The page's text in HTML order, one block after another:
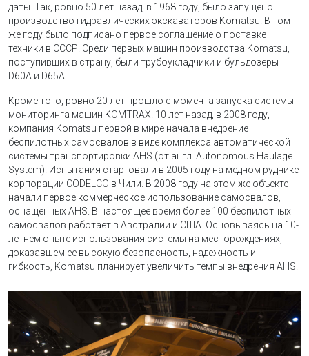
даты. Так, ровно 50 лет назад, в 1968 году, было запущено
производство гидравлических экскаваторов Komatsu. В том
же году было подписано первое соглашение о поставке
техники в СССР. Среди первых машин производства Komatsu,
поступивших в страну, были трубоукладчики и бульдозеры
D60A и D65A.
Кроме того, ровно 20 лет прошло с момента запуска системы
мониторинга машин KOMTRAX. 10 лет назад, в 2008 году,
компания Komatsu первой в мире начала внедрение
беспилотных самосвалов в виде комплекса автоматической
системы транспортировки AHS (от англ. Autonomous Haulage
System). Испытания стартовали в 2005 году на медном руднике
корпорации CODELCO в Чили. В 2008 году на этом же объекте
начали первое коммерческое использование самосвалов,
оснащенных AHS. В настоящее время более 100 беспилотных
самосвалов работает в Австралии и США. Основываясь на 10-
летнем опыте использования системы на месторождениях,
доказавшем ее высокую безопасность, надежность и
гибкость, Komatsu планирует увеличить темпы внедрения AHS.